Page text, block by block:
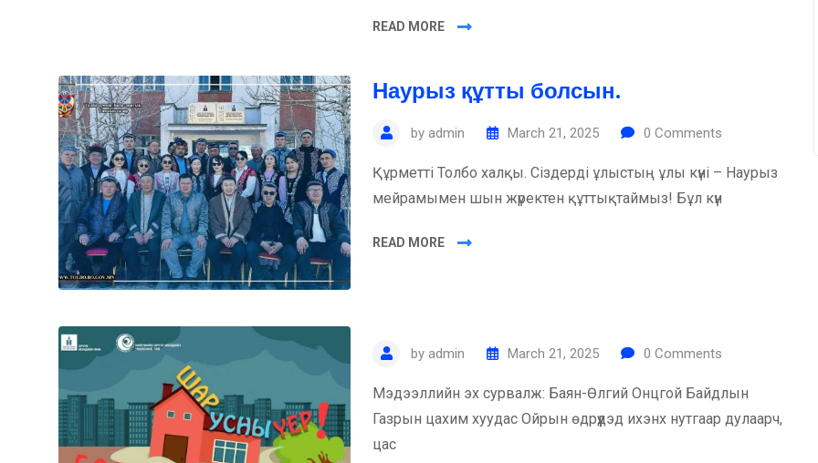
READ MORE
Наурыз құтты болсын.
byadmin March 21, 2025 0 Comments
Құрметті Толбо халқы. Сіздерді ұлыстың ұлы күні – Наурыз
мейрамымен шын жүректен құттықтаймыз! Бұл күн
READ MORE
byadmin March 21, 2025 0 Comments
Мэдээллийн эх сурвалж: Баян-Өлгий Онцгой Байдлын
Газрын цахим хуудас Ойрын өдрүүдэд ихэнх нутгаар дулаарч,
цас